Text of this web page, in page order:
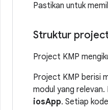
Pastikan untuk
Struktur
Project KMP
Project KMP berisi
modul yang relevan.
iosApp. Setiap